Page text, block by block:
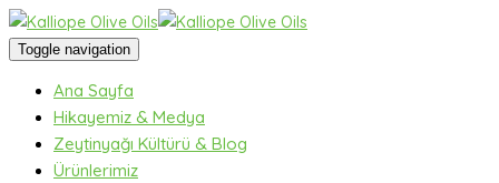
Toggle navigation
Ana Sayfa
Hikayemiz & Medya
Zeytinyağı Kültürü & Blog
Ürünlerimiz